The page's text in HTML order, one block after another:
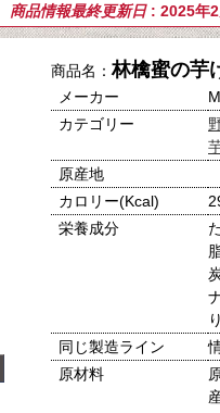
商品情報最終更新日: 2025年2
商品名：林檎蜜の芋
メーカー
カテゴリー
原産地
カロリー(Kcal)
栄養成分
り
同じ製造ライン
原材料